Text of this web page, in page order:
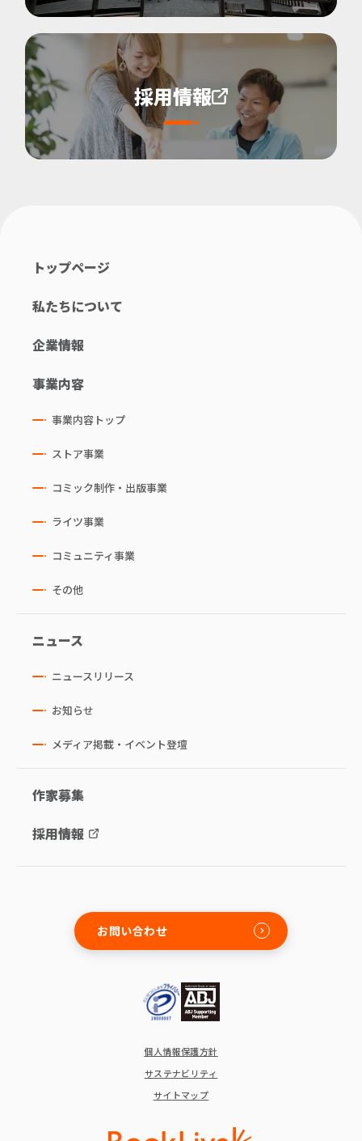
採用情報
トップページ
私たちについて
企業情報
事業内容
事業内容トップ
ストア事業
コミック制作・出版事業
ライツ事業
コミュニティ事業
その他
ニュース
ニュースリリース
お知らせ
メディア掲載・イベント登壇
作家募集
採用情報
お問い合わせ
個人情報保護方針
サステナビリティ
サイトマップ